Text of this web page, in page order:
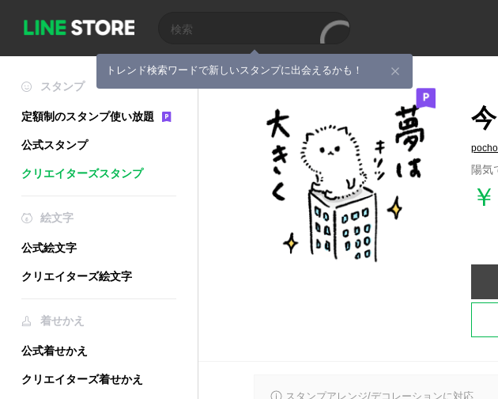
トレンド検索ワードで新しいスタンプに出会えるかも！
スタンプ
定額制のスタンプ使い放題
公式スタンプ
クリエイターズスタンプ
絵文字
公式絵文字
クリエイターズ絵文字
着せかえ
公式着せかえ
クリエイターズ着せかえ
陽気
スタンプアレンジ/デコレーションに対応